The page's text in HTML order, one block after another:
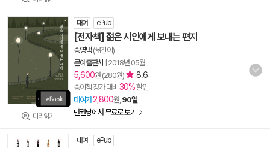
미리읽기
대여 ePub
[전자책] 젊은 시인에게 보내는 편지
송영택 (옮긴이)
문예출판사| 2018년 05월
5,600원 (280원) 8.6
종이책 정가 대비 30%할인
대여가 2,800원, 90일
만권당에서 무료로 보기
대여 ePub